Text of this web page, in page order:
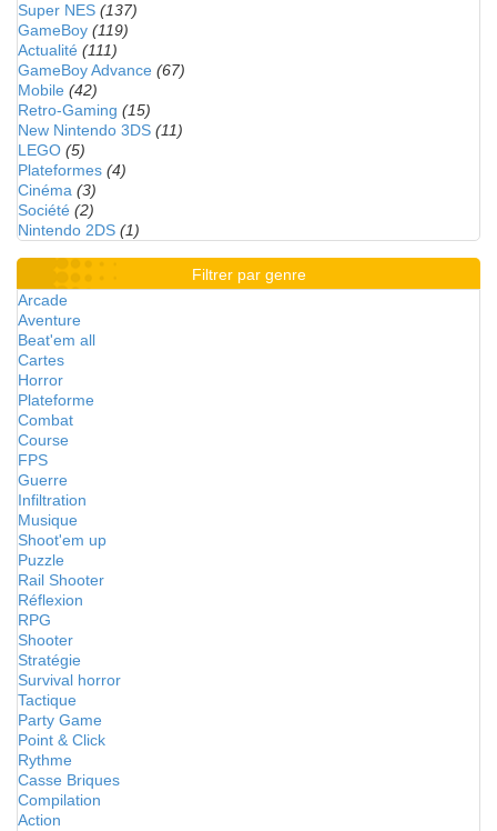
Super NES (137)
GameBoy (119)
Actualité (111)
GameBoy Advance (67)
Mobile (42)
Retro-Gaming (15)
New Nintendo 3DS (11)
LEGO (5)
Plateformes (4)
Cinéma (3)
Société (2)
Nintendo 2DS (1)
Filtrer par genre
Arcade
Aventure
Beat'em all
Cartes
Horror
Plateforme
Combat
Course
FPS
Guerre
Infiltration
Musique
Shoot'em up
Puzzle
Rail Shooter
Réflexion
RPG
Shooter
Stratégie
Survival horror
Tactique
Party Game
Point & Click
Rythme
Casse Briques
Compilation
Action